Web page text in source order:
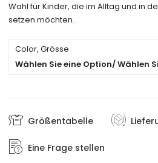
Wahl für Kinder, die im Alltag und in
setzen möchten.
Color, Grösse
Wählen Sie eine Option/ Wählen
Größentabelle
Eine Frage stellen